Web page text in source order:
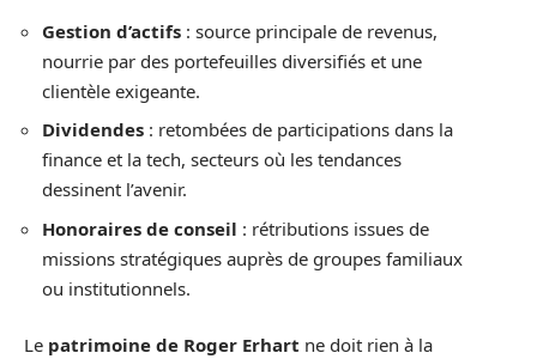
Gestion d’actifs : source principale de revenus,
nourrie par des portefeuilles diversifiés et une
clientèle exigeante.
Dividendes : retombées de participations dans la
finance et la tech, secteurs où les tendances
dessinent l’avenir.
Honoraires de conseil : rétributions issues de
missions stratégiques auprès de groupes familiaux
ou institutionnels.
Le patrimoine de Roger Erhart ne doit rien à la